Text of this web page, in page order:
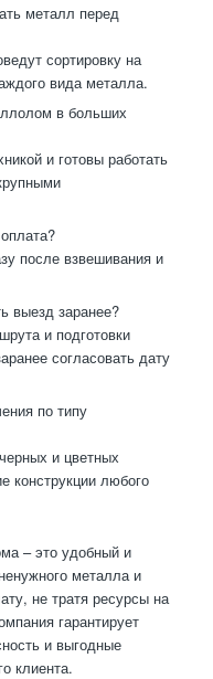
металл перед
сортировку на
вида металла.
в больших
и готовы работать
после взвешивания и
выезд заранее?
и подготовки
согласовать дату
по типу
и цветных
конструкции любого
– это удобный и
металла и
не тратя ресурсы на
гарантирует
и выгодные
клиента.